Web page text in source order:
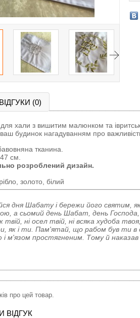
ВІДГУКИ (0)
хали з вишитим малюнком та
будинок нагадуванням про
тканина.
см.
розроблений дизайн.
золото, білий
дня Шабату і бережи його святим,
а сьомий день Шабат, день Господа,
твій, ні осел твій, ні всяка худоба
як і ти. Пам'ятай, що рабом був ти в
м'язом простягненим. Тому й
про цей товар.
ВІДГУК